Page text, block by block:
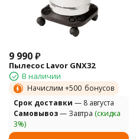
9 990₽
Пылесос Lavor GNX32
В наличии
Начислим +500 бонусов
Cрок доставки — 8 августа
Самовывоз— Завтра (скидка
3%)